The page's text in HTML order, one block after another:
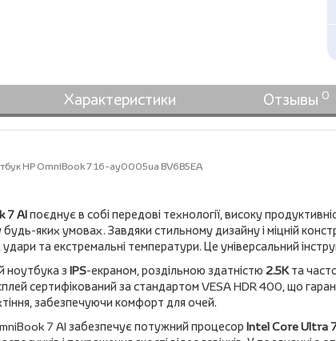
Характеристики Отзывы 0
HP OmniBook 7 16-ay0005ua BV6B5EA
7 AIпоєднує в собі передові технології, високу
яких умовах. Завдяки стильному дизайну і міцній
та екстремальні температури. Це універсальний
ноутбука з IPS-екраном, роздільною здатністю 2.5Kта
сертифікований за стандартом VESA HDR 400, що
забезпечуючи комфорт для очей.
7 AI забезпечує потужний процесор Intel Core Ultra